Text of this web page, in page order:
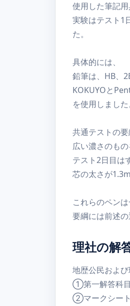
使用した筆記
実験はテスト1
た。
具体的には、
鉛筆は、HB、
KOKUYOと
を使用しました
共通テストの
広い濃さのも
テスト2日目は
芯の太さが
これらのペン
要綱には前述
理社の解
地歴公民および
①第一解答科
②マークシート